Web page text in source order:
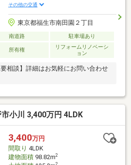
その他の交通
東京都福生市南田園２丁目
南道路 駐車場あり
所有権
リフォームリノベーシ
ョン
相談】詳細はお気軽にお問い合わせ
小川 3,400万円 4LDK
3,400万円
間取り 4LDK
建物面積98.82m2
2